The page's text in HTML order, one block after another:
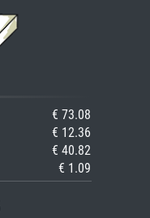
€ 73.08
€ 12.36
€ 40.82
€ 1.09